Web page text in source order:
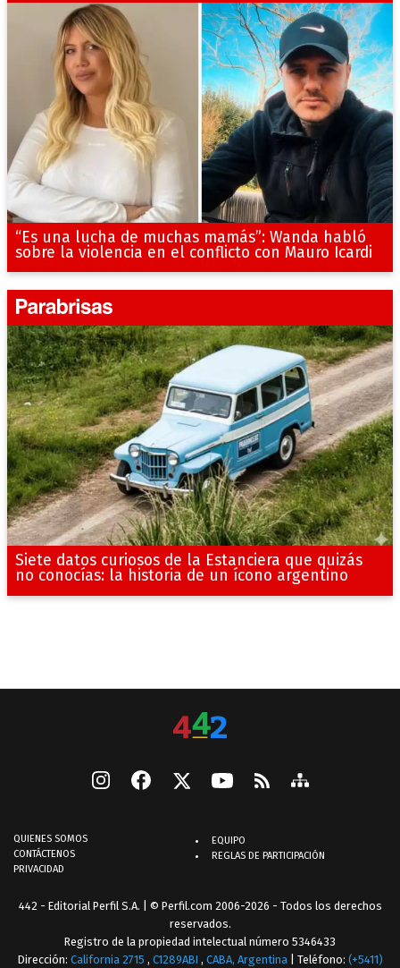
“Es una lucha de muchas mamás”: Wanda habló
sobre la violencia en el conflicto con Mauro Icardi
Siete datos curiosos de la Estanciera que quizás
no conocías: la historia de un ícono argentino
QUIENES SOMOS
CONTÁCTENOS
PRIVACIDAD
EQUIPO
REGLAS DE PARTICIPACIÓN
442 - Editorial Perfil S.A. | © Perfil.com 2006-2026 - Todos los derechos
reservados.
Registro de la propiedad intelectual número 5346433
Dirección: California 2715 , C1289ABI , CABA, Argentina | Teléfono: (+5411)